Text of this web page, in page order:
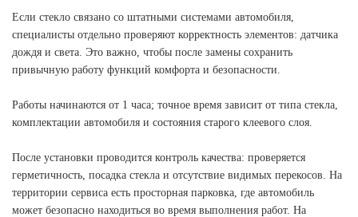
Если стекло связано со штатными системами автомобиля,
специалисты отдельно проверяют корректность элементов: датчика
дождя и света. Это важно, чтобы после замены сохранить
привычную работу функций комфорта и безопасности.
Работы начинаются от 1 часа; точное время зависит от типа стекла,
комплектации автомобиля и состояния старого клеевого слоя.
После установки проводится контроль качества: проверяется
герметичность, посадка стекла и отсутствие видимых перекосов. На
территории сервиса есть просторная парковка, где автомобиль
может безопасно находиться во время выполнения работ. На